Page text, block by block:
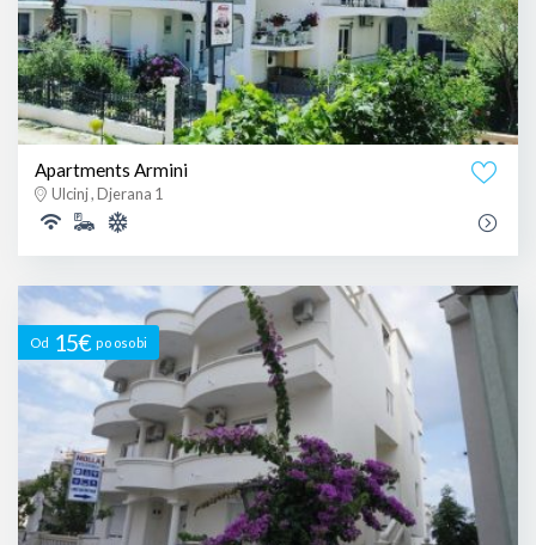
Apartments Armini
Ulcinj , Djerana 1
Od 15€ po osobi